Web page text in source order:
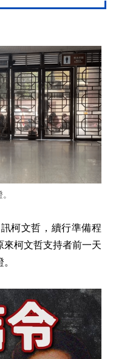
柯文哲，續行準備程
柯文哲支持者前一天